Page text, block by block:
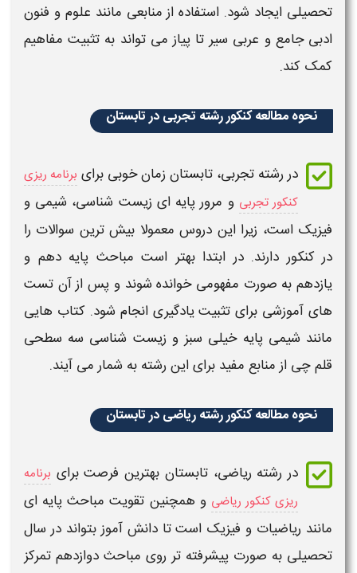
تحصیلی ایجاد شود. استفاده از منابعی مانند علوم و فنون
ادبی جامع و عربی سیر تا پیاز می تواند به تثبیت مفاهیم
کمک کند.
نحوه مطالعه کنکور رشته تجربی در تابستان
در رشته تجربی، تابستان زمان خوبی برای برنامه ریزی
کنکور تجربی و مرور پایه ای زیست شناسی، شیمی و
فیزیک است، زیرا این دروس معمولا بیش ترین سوالات را
در کنکور دارند. در ابتدا بهتر است مباحث پایه دهم و
یازدهم به صورت مفهومی خوانده شوند و پس از آن تست
های آموزشی برای تثبیت یادگیری انجام شود. کتاب هایی
مانند شیمی پایه خیلی سبز و زیست شناسی سه سطحی
قلم چی از منابع مفید برای این رشته به شمار می آیند.
نحوه مطالعه کنکور رشته ریاضی در تابستان
در رشته ریاضی،تابستان بهترین فرصت برای برنامه
ریزی کنکور ریاضی و همچنین تقویت مباحث پایه ای
مانند ریاضیات و فیزیک است تا دانش آموز بتواند در سال
تحصیلی به صورت پیشرفته تر روی مباحث دوازدهم تمرکز